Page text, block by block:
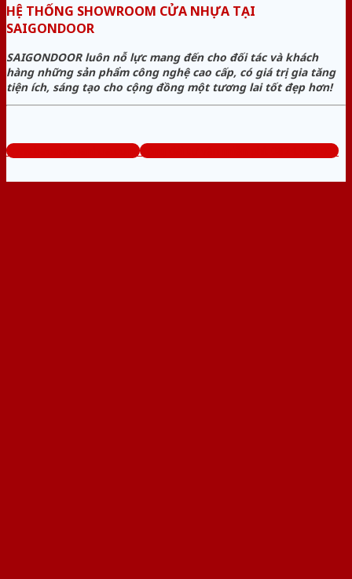
HỆ THỐNG SHOWROOM CỬA NHỰA TẠI
SAIGONDOOR
SAIGONDOOR luôn nỗ lực mang đến cho đối tác và khách
hàng những sản phẩm công nghệ cao cấp, có giá trị gia tăng
tiện ích, sáng tạo cho cộng đồng một tương lai tốt đẹp hơn!
www.baogiacuanhua.com Tổng đài tư vấn miễn phí: 0824.400.400